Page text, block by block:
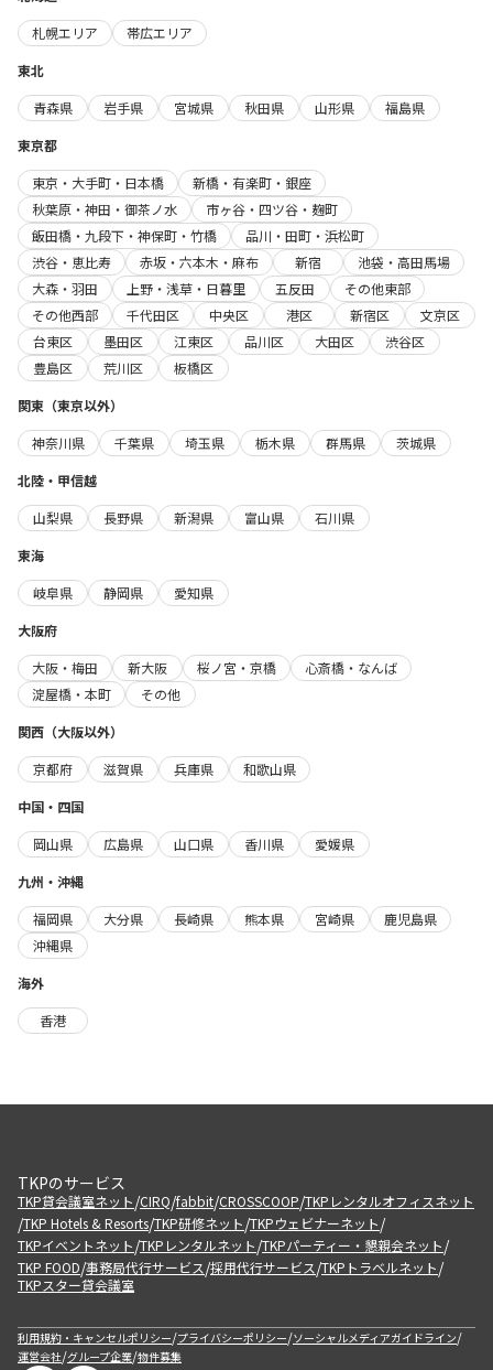
札幌エリア
帯広エリア
東北
青森県
岩手県 宮城県 秋田県 山形県
福島県
東京都
東京・大手町・日本橋
新橋・有楽町・銀座
秋葉原・神田・御茶ノ水
市ヶ谷・四ツ谷・麹町
飯田橋・九段下・神保町・竹橋
品川・田町・浜松町
渋谷・恵比寿
赤坂・六本木・麻布 新宿
池袋・高田馬場
大森・羽田
上野・浅草・日暮里 五反田
その他東部
その他西部
千代田区 中央区 港区 新宿区
文京区
台東区
墨田区 江東区 品川区 大田区
渋谷区
豊島区
荒川区
板橋区
関東（東京以外）
神奈川県
千葉県 埼玉県 栃木県 群馬県
茨城県
北陸・甲信越
山梨県
長野県 新潟県 富山県
石川県
東海
岐阜県
静岡県
愛知県
大阪府
大阪・梅田
新大阪 桜ノ宮・京橋
心斎橋・なんば
淀屋橋・本町
その他
関西（大阪以外）
京都府
滋賀県 兵庫県
和歌山県
中国・四国
岡山県
広島県 山口県 香川県
愛媛県
九州・沖縄
福岡県
大分県 長崎県 熊本県 宮崎県
鹿児島県
沖縄県
海外
香港
TKPのサービス
TKP貸会議室ネット/CIRQ/fabbit/CROSSCOOP/TKPレンタルオフィスネット
/TKP Hotels & Resorts/TKP研修ネット/TKPウェビナーネット/
TKPイベントネット/TKPレンタルネット/TKPパーティー・懇親会ネット/
TKP FOOD/事務局代行サービス/採用代行サービス/TKPトラベルネット/
TKPスター貸会議室
利用規約・キャンセルポリシー/プライバシーポリシー/ソーシャルメディアガイドライン/
運営会社/グループ企業/物件募集